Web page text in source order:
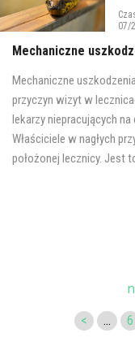
07/
Mechaniczne
Mechaniczne
przyczyn wizyt w
lekarzy niepracujących
Właściciele w nagłych
położonej lecznicy. Jest
< ... 6